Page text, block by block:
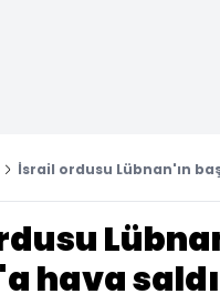
İsrail ordusu Lübnan'ın
hava